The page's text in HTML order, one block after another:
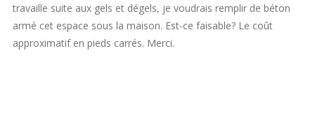
travaille suite aux gels et dégels, je voudrais remplir de béton
armé cet espace sous la maison. Est-ce faisable? Le coût
approximatif en pieds carrés. Merci.